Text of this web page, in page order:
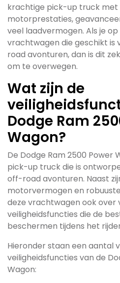
krachtige pick-up truck met
motorprestaties,
veel laadvermogen. Als je
vrachtwagen die geschikt is
road avonturen, dan is dit
om te overwegen.
Wat zijn de
Dodge Ram
Wagon?
De Dodge Ram 2500 Power
pick-up truck die is
off-road avonturen. Naast
motorvermogen en
deze vrachtwagen ook over
veiligheidsfuncties die de
beschermen tijdens het
Hieronder staan een aantal
veiligheidsfuncties van de
Wagon: